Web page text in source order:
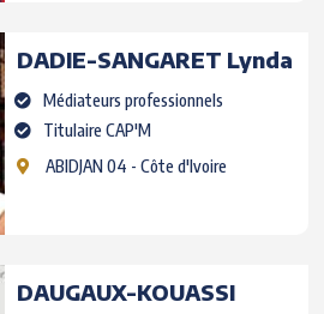
DADIE-SANGARET Lynda
Médiateurs professionnels
Titulaire CAP'M
ABIDJAN 04 - Côte d'Ivoire
DAUGAUX-KOUASSI